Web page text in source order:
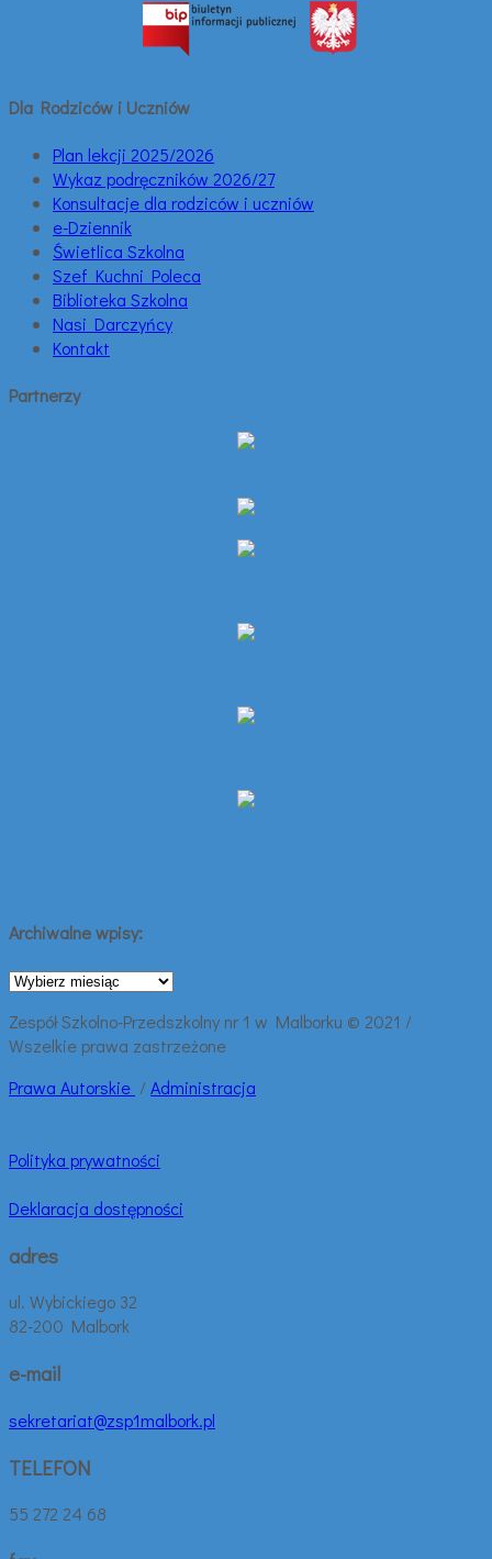
Dla Rodziców i Uczniów
Plan lekcji 2025/2026
Wykaz podręczników 2026/27
Konsultacje dla rodziców i uczniów
e-Dziennik
Świetlica Szkolna
Szef Kuchni Poleca
Biblioteka Szkolna
Nasi Darczyńcy
Kontakt
Partnerzy
Archiwalne wpisy:
Archiwalne
Zespół Szkolno-Przedszkolny nr 1 w Malborku © 2021 /
Wszelkie prawa zastrzeżone
Prawa Autorskie /Administracja
Polityka prywatności
Deklaracja dostępności
adres
ul. Wybickiego 32
82-200 Malbork
e-mail
sekretariat@zsp1malbork.pl
TELEFON
55 272 24 68